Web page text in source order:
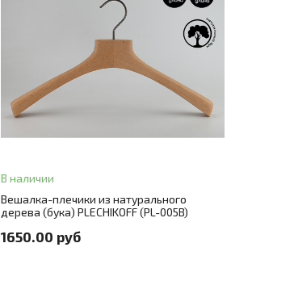
В наличии
Вешалка-плечики из натурального
дерева (бука) PLECHIKOFF (PL-005B)
1650.00 руб
ЗАКАЗ В ОДИН КЛИК
Размер 41